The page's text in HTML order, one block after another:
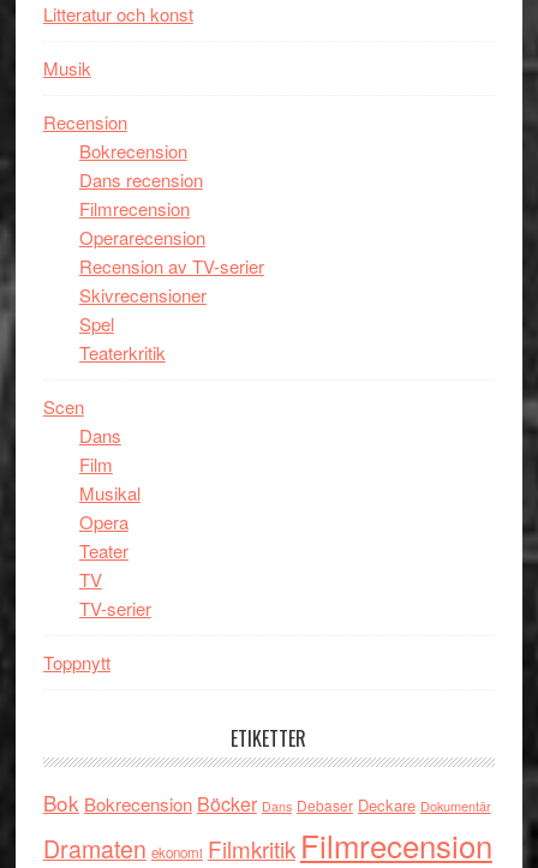
Litteratur och konst
Musik
Recension
Bokrecension
Dans recension
Filmrecension
Operarecension
Recension av TV-serier
Skivrecensioner
Spel
Teaterkritik
Scen
Dans
Film
Musikal
Opera
Teater
TV
TV-serier
Toppnytt
ETIKETTER
Bok Bokrecension Böcker Dans Debaser Deckare Dokumentär
Dramaten ekonomi Filmkritik Filmrecension